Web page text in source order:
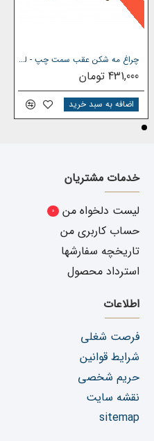
چراغ مه شکن عقب سمت چپ - لیفان 520
431,000 تومان
اضافه به سبد خرید
خدمات مشتریان
لیست دلخواه من
0
حساب کاربری من
تاریخچه سفارشها
استرداد محصول
اطلاعات
فرصت شغلی
شرایط قوانین
حریم شخصی
نقشه سایت
sitemap